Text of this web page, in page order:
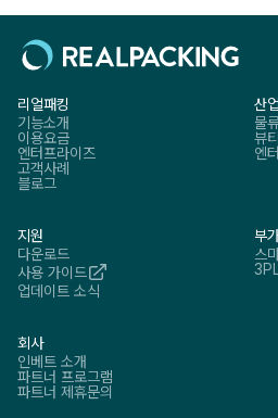
리얼패킹
기능소개
이용요금
엔터프라이즈
고객사례
블로그
산
물
뷰티
엔
지원
다운로드
사용 가이드
업데이트 소식
부
스
회사
인베트 소개
파트너 프로그램
파트너 제휴문의